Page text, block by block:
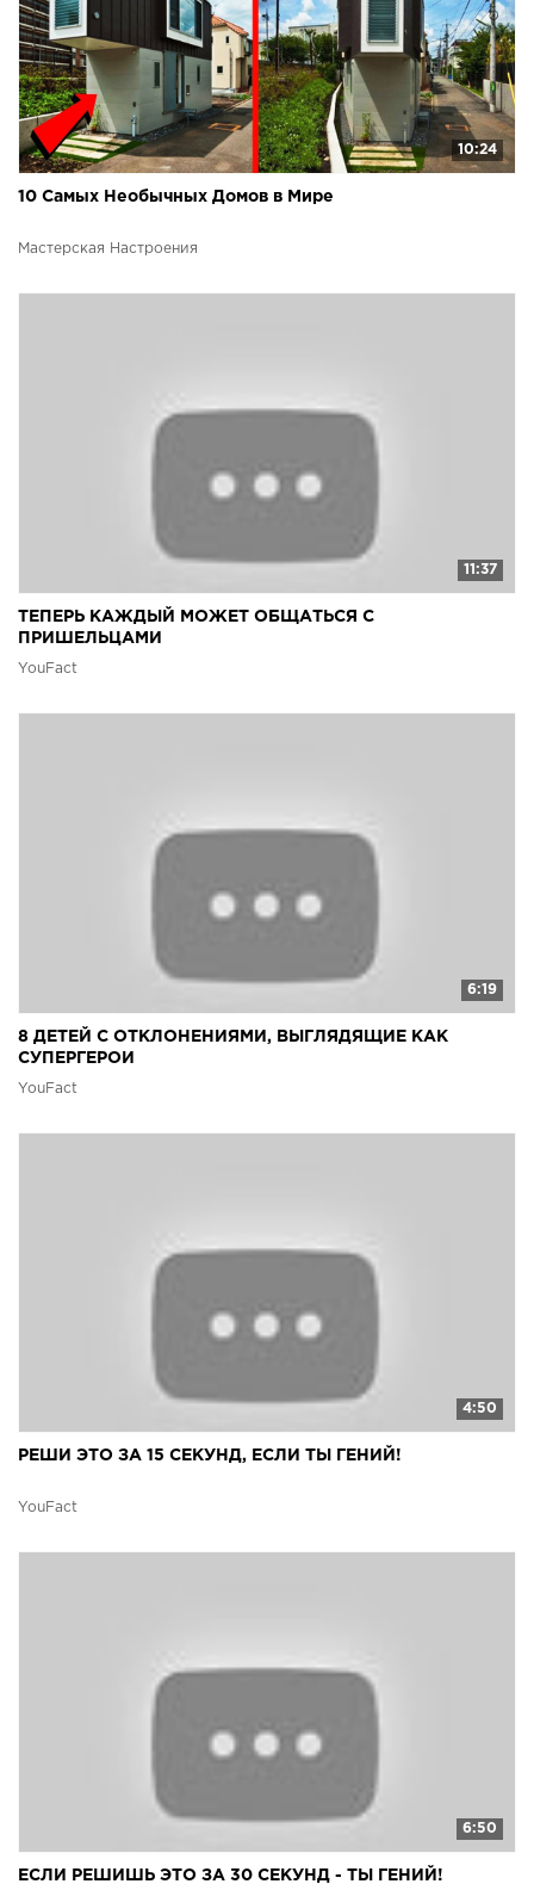
10:24
10 Самых Необычных Домов в Мире
Мастерская Настроения
11:37
ТЕПЕРЬ КАЖДЫЙ МОЖЕТ ОБЩАТЬСЯ С
ПРИШЕЛЬЦАМИ
YouFact
6:19
8 ДЕТЕЙ С ОТКЛОНЕНИЯМИ, ВЫГЛЯДЯЩИЕ КАК
СУПЕРГЕРОИ
YouFact
4:50
РЕШИ ЭТО ЗА 15 СЕКУНД, ЕСЛИ ТЫ ГЕНИЙ!
YouFact
6:50
ЕСЛИ РЕШИШЬ ЭТО ЗА 30 СЕКУНД - ТЫ ГЕНИЙ!